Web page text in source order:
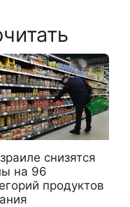
снизятся
на 96
продуктов